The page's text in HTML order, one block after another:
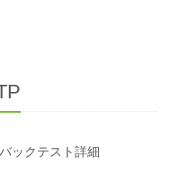
バックテスト詳細